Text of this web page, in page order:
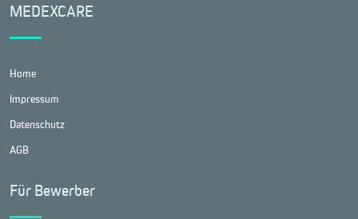
MEDEXCARE
Home
Impressum
Datenschutz
AGB
Für Bewerber